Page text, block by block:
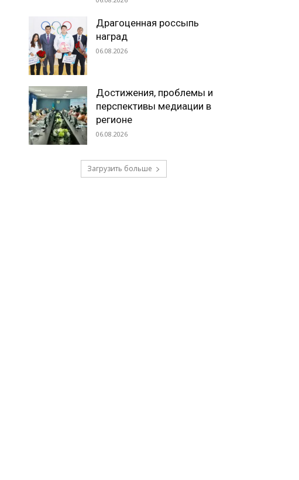
Драгоценная россыпь
наград
06.08.2026
Достижения, проблемы и
перспективы медиации в
регионе
06.08.2026
Загрузить больше